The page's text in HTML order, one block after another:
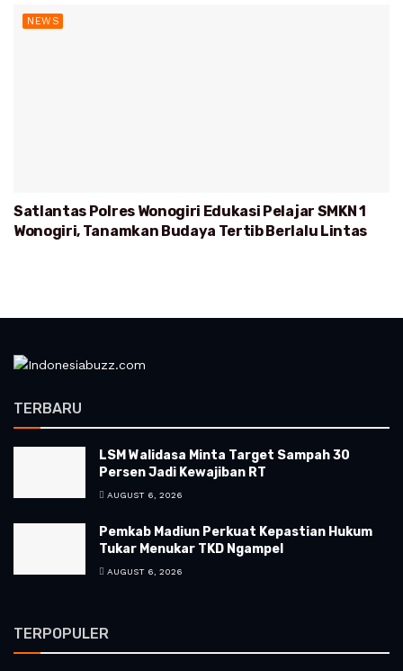
NEWS
Satlantas Polres Wonogiri Edukasi Pelajar SMKN 1
Wonogiri, Tanamkan Budaya Tertib Berlalu Lintas
TERBARU
LSM Walidasa Minta Target Sampah 30
Persen Jadi Kewajiban RT
AUGUST 6, 2026
Pemkab Madiun Perkuat Kepastian Hukum
Tukar Menukar TKD Ngampel
AUGUST 6, 2026
TERPOPULER